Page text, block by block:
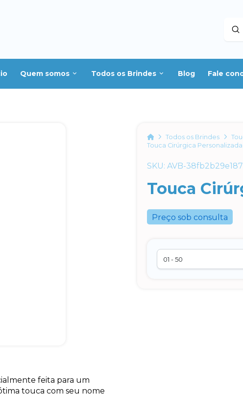
Quem somos Todos os Brindes Blog Fale
HomeTodos os Brindes
Touca Cirúrgica Personalizada
SKU: AVB-38fb2b29e187
Touca
Preço sob consulta
feita para um
touca com seu nome